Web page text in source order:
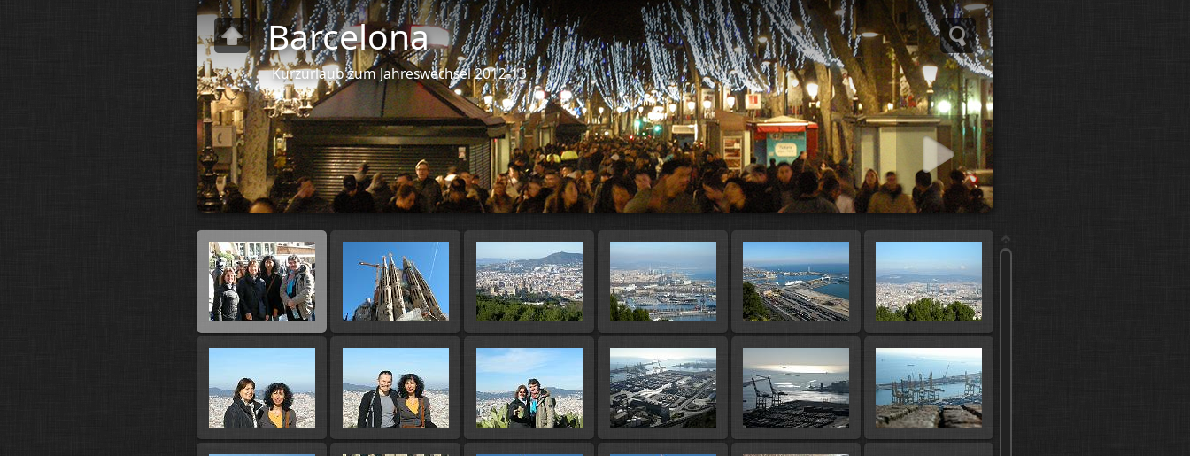
Barcelona
Kurzurlaub zum Jahreswechsel 2012-13
Start slideshow